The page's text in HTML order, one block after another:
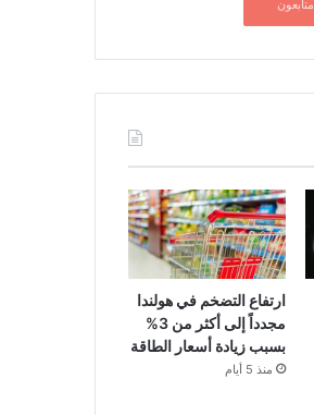
متابعون
ارتفاع التضخم في هولندا
مجدداً إلى أكثر من 3%
بسبب زيادة أسعار الطاقة
منذ 5 أيام